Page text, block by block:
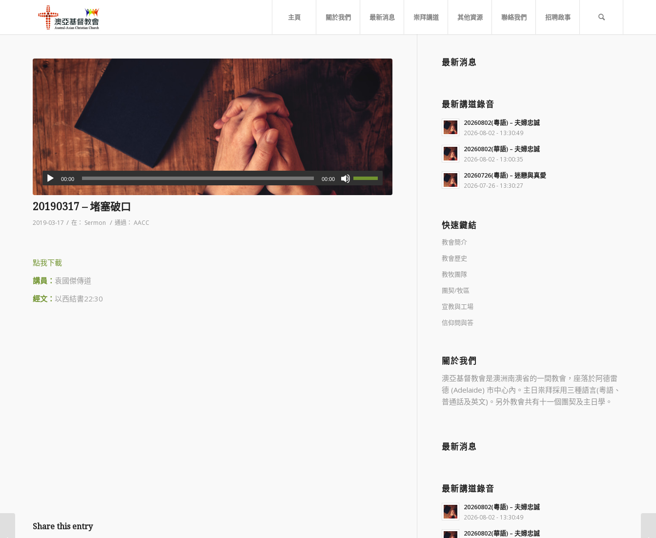
主頁 關於我們 最新消息 崇拜講道 其他資源 聯絡我們 招聘啟事
00:00 00:00
20190317 – 堵塞破口
2019-03-17 / 在： Sermon / 通過： AACC
點我下載
講員： 袁國傑傳道
經文： 以西結書22:30
Share this entry
最新消息
最新講道錄音
20260802(粵語) – 夫婦忠誠
2026-08-02 - 13:30:49
20260802(華語) – 夫婦忠誠
2026-08-02 - 13:00:35
20260726(粵語) – 迷戀與真愛
2026-07-26 - 13:30:27
快速鍵結
教會簡介
教會歷史
教牧團隊
團契/牧區
宣教與工場
信仰問與答
關於我們
澳亞基督教會是澳洲南澳省的一間教會，座落於阿德雷
德 (Adelaide) 市中心內。主日祟拜採用三種語言(粵語、
普通話及英文)。另外教會共有十一個團契及主日學。
最新消息
最新講道錄音
20260802(粵語) – 夫婦忠誠
2026-08-02 - 13:30:49
20260802(華語) – 夫婦忠誠